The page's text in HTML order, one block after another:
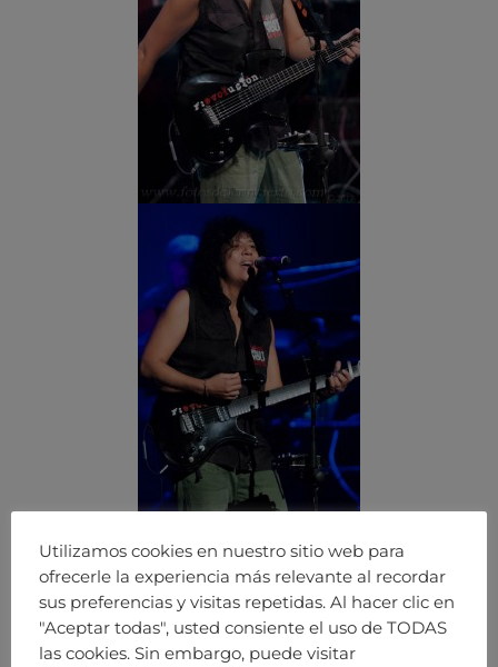
Utilizamos cookies en nuestro sitio web para
ofrecerle la experiencia más relevante al recordar
sus preferencias y visitas repetidas. Al hacer clic en
"Aceptar todas", usted consiente el uso de TODAS
las cookies. Sin embargo, puede visitar